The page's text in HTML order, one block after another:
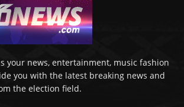
your news, entertainment, music fashion
you with the latest breaking news and
the election field.